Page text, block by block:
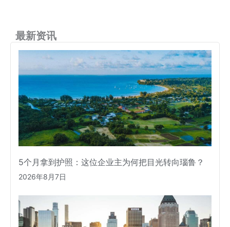
最新资讯
5个月拿到护照：这位企业主为何把目光转向瑙鲁？
2026年8月7日